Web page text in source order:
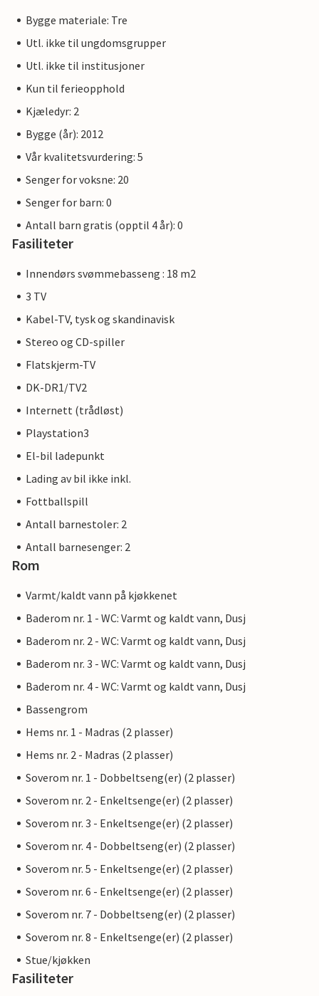
Bygge materiale: Tre
Utl. ikke til ungdomsgrupper
Utl. ikke til institusjoner
Kun til ferieopphold
Kjæledyr: 2
Bygge (år): 2012
Vår kvalitetsvurdering: 5
Senger for voksne: 20
Senger for barn: 0
Antall barn gratis (opptil 4 år): 0
Fasiliteter
Innendørs svømmebasseng : 18 m2
3 TV
Kabel-TV, tysk og skandinavisk
Stereo og CD-spiller
Flatskjerm-TV
DK-DR1/TV2
Internett (trådløst)
Playstation3
El-bil ladepunkt
Lading av bil ikke inkl.
Fottballspill
Antall barnestoler: 2
Antall barnesenger: 2
Rom
Varmt/kaldt vann på kjøkkenet
Baderom nr. 1 - WC: Varmt og kaldt vann, Dusj
Baderom nr. 2 - WC: Varmt og kaldt vann, Dusj
Baderom nr. 3 - WC: Varmt og kaldt vann, Dusj
Baderom nr. 4 - WC: Varmt og kaldt vann, Dusj
Bassengrom
Hems nr. 1 - Madras (2 plasser)
Hems nr. 2 - Madras (2 plasser)
Soverom nr. 1 - Dobbeltseng(er) (2 plasser)
Soverom nr. 2 - Enkeltsenge(er) (2 plasser)
Soverom nr. 3 - Enkeltsenge(er) (2 plasser)
Soverom nr. 4 - Dobbeltseng(er) (2 plasser)
Soverom nr. 5 - Enkeltsenge(er) (2 plasser)
Soverom nr. 6 - Enkeltsenge(er) (2 plasser)
Soverom nr. 7 - Dobbeltseng(er) (2 plasser)
Soverom nr. 8 - Enkeltsenge(er) (2 plasser)
Stue/kjøkken
Fasiliteter